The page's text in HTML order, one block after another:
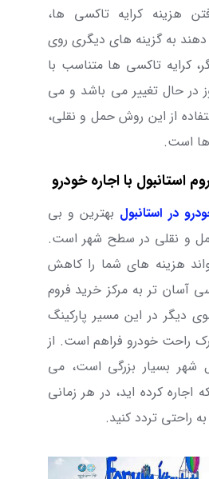
هزینه کرایه تاکسی ها،
به گزینه های دیگری روی
کرایه تاکسی ها متناسب با
در حال تغییر می باشد و می
از این روش حمل و نقلی،
ها است.
با اجاره خودرو
در استانبول بهترین و بی
و نقلی در سطح شهر است.
هزینه های شما را کاهش
آسان تر به مرکز خرید فروم
دیگر در این مسیر پارکینگ‌
راحت خودرو فراهم است. از
شهر بسیار بزرگی است، می
اجاره کرده اید، در هر زمانی
راحتی تردد کنید.